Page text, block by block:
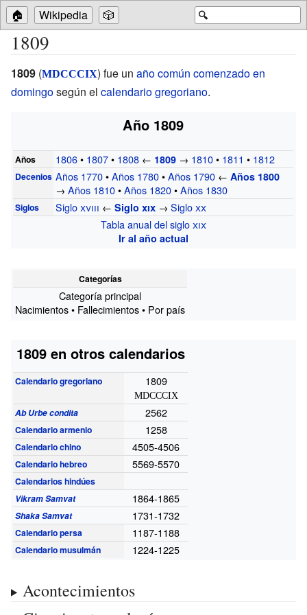
🔍
🏠 Wikipedia 🎲
1809
1809 (MDCCCIX) fue un año común comenzado en
domingosegún el calendario gregoriano.
Año 1809
Años 1806• 1807• 1808 ← 1809 → 1810• 1811 • 1812
Decenios Años 1770•Años 1780•Años 1790 ←Años 1800
→Años 1810•Años 1820•Años 1830
Siglos Sigloxviii ←Siglo xix →Sigloxx
Tabla anual del siglo xix
Ir al año actual
Categorías
Categoría principal
Nacimientos • Fallecimientos • Por país
1809 en otros calendarios
Calendario gregoriano 1809
MDCCCIX
Ab Urbe condita 2562
Calendario armenio 1258
Calendario chino 4505-4506
Calendario hebreo 5569-5570
Calendarios hindúes
Vikram Samvat
1864-1865
Shaka Samvat 1731-1732
Calendario persa 1187-1188
Calendario musulmán 1224-1225
Acontecimientos